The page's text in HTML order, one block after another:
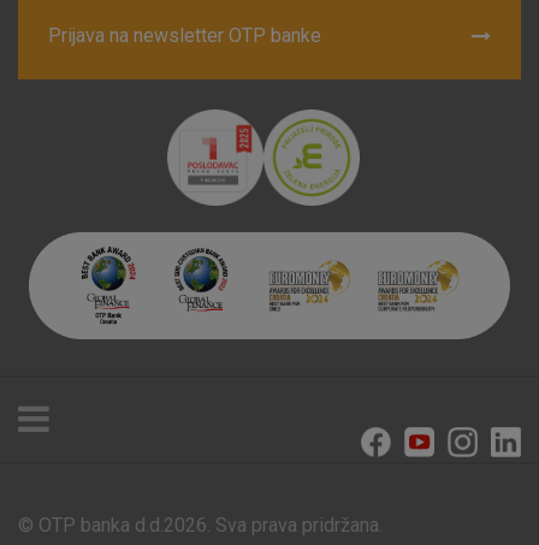
Prijava na newsletter OTP banke
Poslovnice i bankomati
© OTP banka d.d.2026. Sva prava pridržana.